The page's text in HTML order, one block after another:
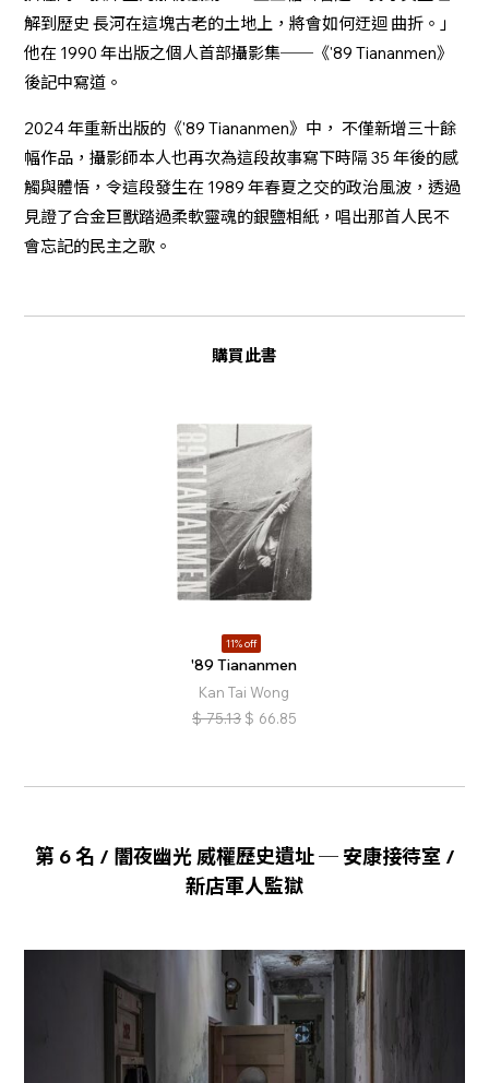
解到歷史 長河在這塊古老的土地上，將會如何迂迴 曲折。」
他在 1990 年出版之個人首部攝影集──《'89 Tiananmen》
後記中寫道。
2024 年重新出版的《'89 Tiananmen》中， 不僅新增三十餘
幅作品，攝影師本人也再次為這段故事寫下時隔 35 年後的感
觸與體悟，令這段發生在 1989 年春夏之交的政治風波，透過
見證了合金巨獸踏過柔軟靈魂的銀鹽相紙，唱出那首人民不
會忘記的民主之歌。
購買此書
11% off
'89 Tiananmen
Kan Tai Wong
$ 75.13 $ 66.85
第 6 名 / 闇夜幽光 威權歷史遺址 ─ 安康接待室 /
新店軍人監獄